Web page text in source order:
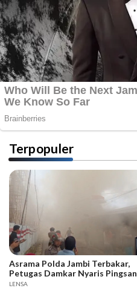
Terpopuler
Asrama Polda Jambi Terbakar,
Petugas Damkar Nyaris Pingsan
LENSA